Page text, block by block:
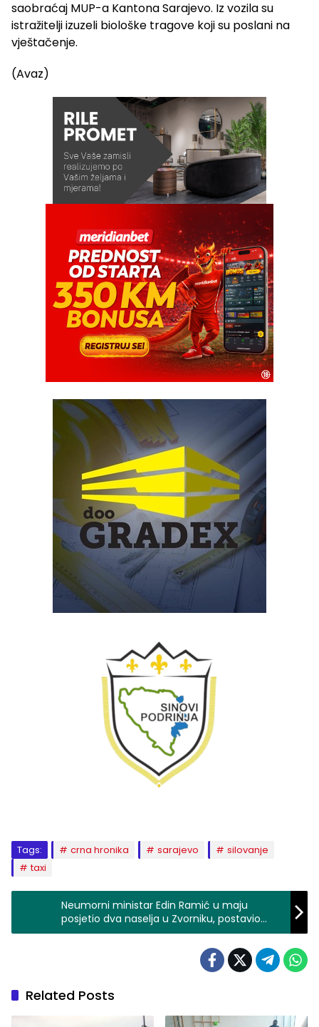
saobraćaj MUP-a Kantona Sarajevo. Iz vozila su
istražitelji izuzeli biološke tragove koji su poslani na
vještačenje.
(Avaz)
Tags: crna hronika sarajevo
silovanje
taxi
Neumorni ministar Edin Ramić u maju
posjetio dva naselja u Zvorniku, postavio
kamen temeljac Spomen obilježja u Sapni,
obišao povratnike Čelića i Ljubuškog…
Related Posts